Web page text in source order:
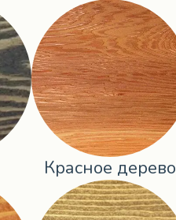
Красное дерево